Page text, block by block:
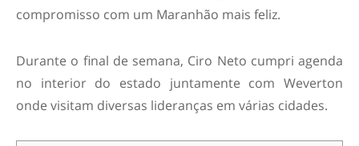
compromisso com um Maranhão mais feliz.
Durante o final de semana, Ciro Neto cumpri agenda
no interior do estado juntamente com Weverton
onde visitam diversas lideranças em várias cidades.